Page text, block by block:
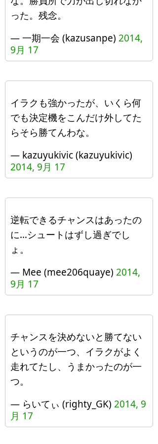
った。残念。
— 一期一会 (kazusanpe) 2014,
9月 17
イラクも強かったが、いくら何
でも決定機をこんだけ外してた
らそら勝てんわな。
— kazuyukivic (kazuyukivic)
2014, 9月 17
逆転できるチャンスはあったの
に…シュートはずし過ぎでし
ょ。
— Mee (mee206quaye) 2014,
9月 17
チャンスを決めないと勝てない
というのが一つ、イラクがよく
走れてたし、うまかったのが一
つ。
— らいてぃ (righty_GK) 2014, 9
月 17